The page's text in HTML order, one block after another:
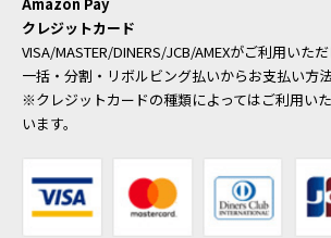
クレジットカード
VISA/MASTER/DINERS/JCB/AMEXがご利用いただ
一括・分割・リボルビング払いからお支払い方
※クレジットカードの種類によってはご利用い
います。